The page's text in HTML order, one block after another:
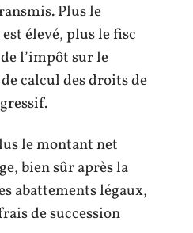
Plus le
élevé, plus le fisc
l’impôt sur le
calcul des droits de
le montant net
bien sûr après la
abattements légaux,
de succession